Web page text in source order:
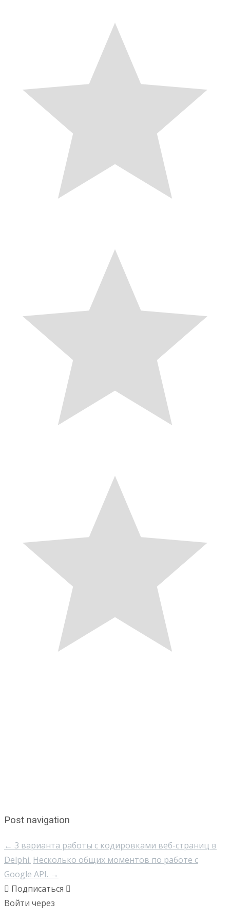
Post navigation
← 3 варианта работы с кодировками веб-страниц в
Delphi. Несколько общих моментов по работе с
Google API. →
Подписаться
Войти через